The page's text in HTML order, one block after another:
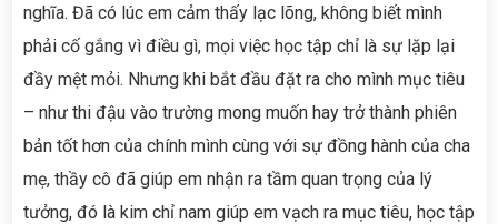
nghĩa. Đã có lúc em cảm thấy lạc lõng, không biết mình
phải cố gắng vì điều gì, mọi việc học tập chỉ là sự lặp lại
đầy mệt mỏi. Nhưng khi bắt đầu đặt ra cho mình mục tiêu
– như thi đậu vào trường mong muốn hay trở thành phiên
bản tốt hơn của chính mình cùng với sự đồng hành của cha
mẹ, thầy cô đã giúp em nhận ra tầm quan trọng của lý
tưởng, đó là kim chỉ nam giúp em vạch ra mục tiêu, học tập